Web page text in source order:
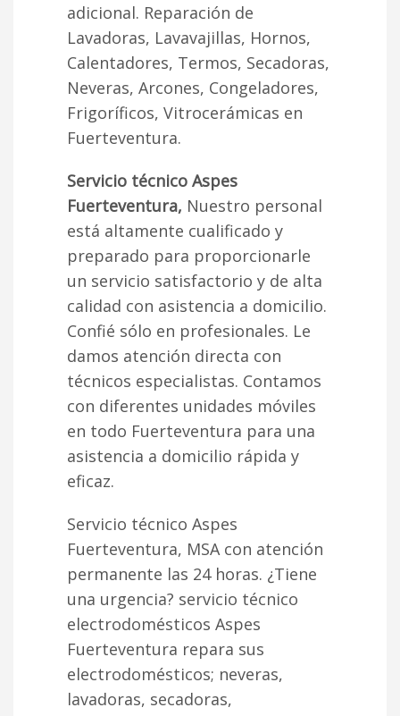
adicional. Reparación de
Lavadoras, Lavavajillas, Hornos,
Calentadores, Termos, Secadoras,
Neveras, Arcones, Congeladores,
Frigoríficos, Vitrocerámicas en
Fuerteventura.
Servicio técnico Aspes
Fuerteventura, Nuestro personal
está altamente cualificado y
preparado para proporcionarle
un servicio satisfactorio y de alta
calidad con asistencia a domicilio.
Confié sólo en profesionales. Le
damos atención directa con
técnicos especialistas. Contamos
con diferentes unidades móviles
en todo Fuerteventura para una
asistencia a domicilio rápida y
eficaz.
Servicio técnico Aspes
Fuerteventura, MSA con atención
permanente las 24 horas. ¿Tiene
una urgencia? servicio técnico
electrodomésticos Aspes
Fuerteventura repara sus
electrodomésticos; neveras,
lavadoras, secadoras,